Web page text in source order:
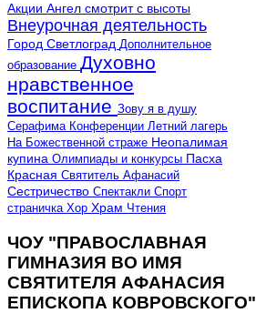
Акции Ангел смотрит с высоты
Внеурочная деятельность
Город Светлоград Дополнительное
образование Духовно
нравственное
воспитание Зову я в душу
Серафима Конференции Летний лагерь
На Божественной страже Неопалимая
купина Олимпиады и конкурсы Пасха
Красная Святитель Афанасий
Сестричество Спектакли Спорт
страничка Хор Храм Чтения
ЧОУ "ПРАВОСЛАВНАЯ
ГИМНАЗИЯ ВО ИМЯ
СВЯТИТЕЛЯ АФАНАСИЯ
ЕПИСКОПА КОВРОВСКОГО"